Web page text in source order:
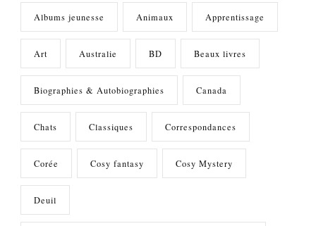
Albums jeunesse Animaux Apprentissage
Art Australie BD Beaux livres
Biographies & Autobiographies Canada
Chats Classiques Correspondances
Corée Cosy fantasy Cosy Mystery
Deuil